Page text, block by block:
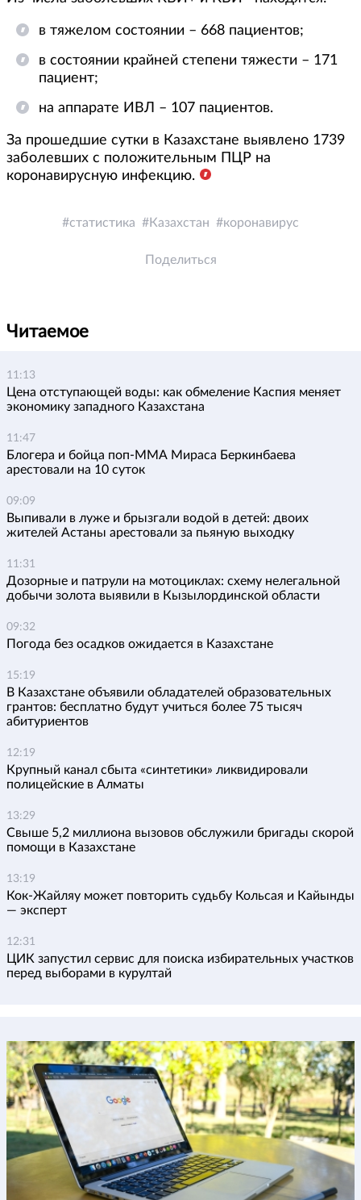
в тяжелом состоянии – 668 пациентов;
в состоянии крайней степени тяжести – 171
пациент;
на аппарате ИВЛ – 107 пациентов.
За прошедшие сутки в Казахстане выявлено 1739
заболевших с положительным ПЦР на
коронавирусную инфекцию.
статистика Казахстан коронавирус
Поделиться
Читаемое
11:13
Цена отступающей воды: как обмеление Каспия меняет
экономику западного Казахстана
11:47
Блогера и бойца поп-ММА Мираса Беркинбаева
арестовали на 10 суток
09:09
Выпивали в луже и брызгали водой в детей: двоих
жителей Астаны арестовали за пьяную выходку
11:31
Дозорные и патрули на мотоциклах: схему нелегальной
добычи золота выявили в Кызылординской области
09:32
Погода без осадков ожидается в Казахстане
15:19
В Казахстане объявили обладателей образовательных
грантов: бесплатно будут учиться более 75 тысяч
абитуриентов
12:19
Крупный канал сбыта «синтетики» ликвидировали
полицейские в Алматы
13:29
Свыше 5,2 миллиона вызовов обслужили бригады скорой
помощи в Казахстане
13:19
Кок-Жайляу может повторить судьбу Кольсая и Кайынды
— эксперт
12:31
ЦИК запустил сервис для поиска избирательных участков
перед выборами в курултай